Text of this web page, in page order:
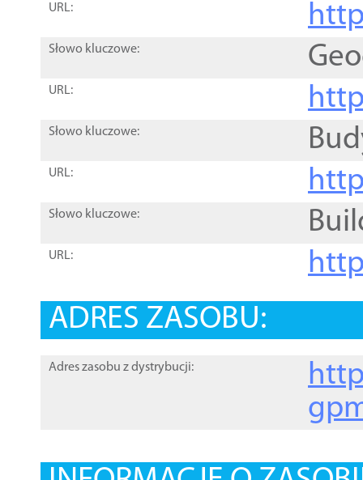
URL:
Słowo kluczowe:
URL:
Słowo kluczowe:
URL:
Słowo kluczowe:
URL:
ADRES ZASOBU:
Adres zasobu z dystrybucji: